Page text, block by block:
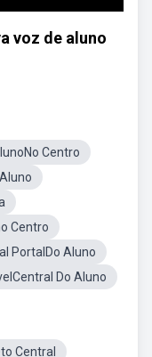
voz de aluno
Centro
Centro
PortalDo Aluno
Do Aluno
Central